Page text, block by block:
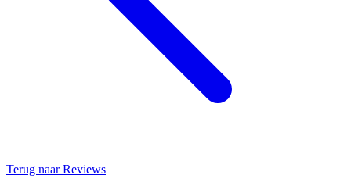
Terug naar Reviews